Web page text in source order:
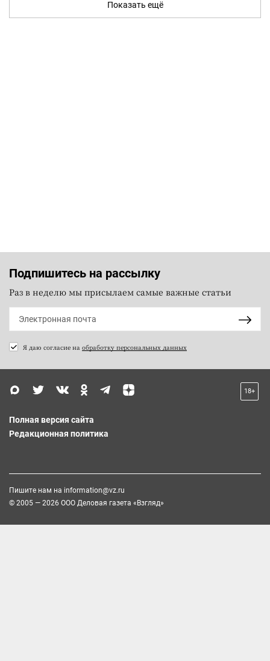
Показать ещё
Подпишитесь на рассылку
Раз в неделю мы присылаем самые важные статьи
Я даю согласие на обработку персональных данных
18+
Полная версия сайта
Редакционная политика
Пишите нам на information@vz.ru
© 2005 — 2026 ООО Деловая газета «Взгляд»